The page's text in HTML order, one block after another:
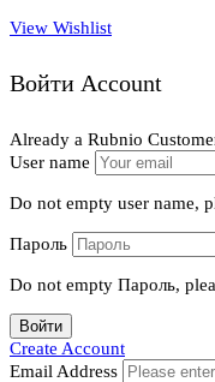
View Wishlist
Войти Account
Already a Rubnio
User name
Do not empty user name,
Пароль
Do not empty Пароль,
Войти
Create Account
Email Address